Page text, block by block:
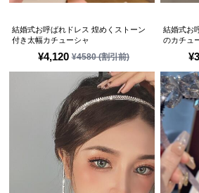
¥4,120 ¥4580(割引前)
結婚式お呼ばれドレス 煌めくストーン
付き太幅カチューシャ
¥
結婚式お
のカチュ